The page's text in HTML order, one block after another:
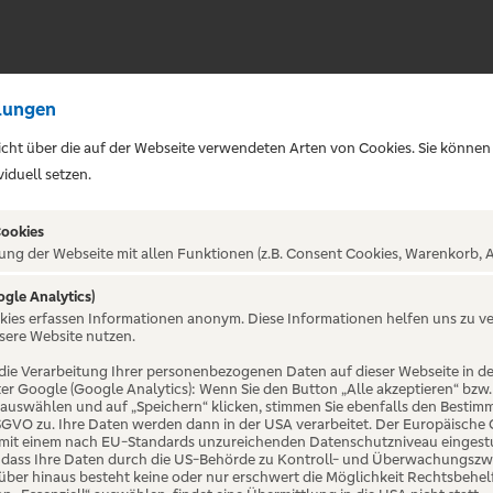
NICHT
über die auf der Webseite verwendeten Arten von Cookies. Sie
setzen.
der Webseite mit allen Funktionen (z.B. Consent Cookies, Warenkorb,
Analytics)
erfassen Informationen anonym. Diese Informationen helfen uns zu
Website nutzen.
Verarbeitung Ihrer personenbezogenen Daten auf dieser Webseite in
Google (Google Analytics): Wenn Sie den Button „Alle akzeptieren“
und auf „Speichern“ klicken, stimmen Sie ebenfalls den
zu. Ihre Daten werden dann in der USA verarbeitet. Der
einem nach EU-Standards unzureichenden Datenschutzniveau
Ihre Daten durch die US-Behörde zu Kontroll- und
hinaus besteht keine oder nur erschwert die Möglichkeit